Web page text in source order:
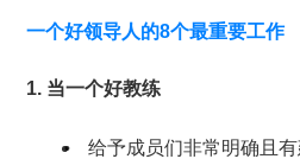
一个好领导人的8个最重要工作
1. 当一个好教练
给予成员们非常明确且